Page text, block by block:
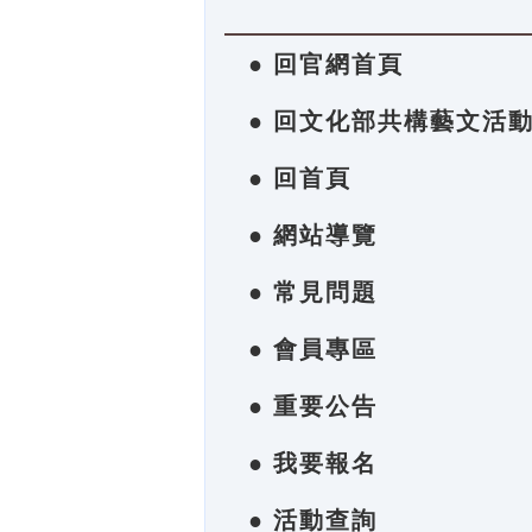
● 回官網首頁
● 回文化部共構藝文活
● 回首頁
● 網站導覽
● 常見問題
● 會員專區
● 重要公告
● 我要報名
● 活動查詢